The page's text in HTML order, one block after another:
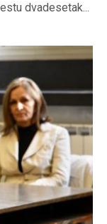
dvadesetak...